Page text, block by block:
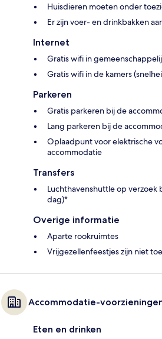
Huisdieren moeten onder
Er zijn voer- en drinkbakken
Internet
Gratis wifi in
Gratis wifi in de kamers
Parkeren
Gratis parkeren bij de
Lang parkeren bij de
Oplaadpunt voor elektrische
accommodatie
Transfers
Luchthavenshuttle op verzoek
dag)*
Overige informatie
Aparte rookruimtes
Vrijgezellenfeestjes zijn niet
Accommodatie-
Eten en drinken